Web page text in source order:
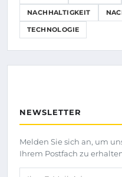
NACHHALTIGKEIT
TECHNOLOGIE
NEWSLETTER
Melden Sie sich an, um
Ihrem Postfach zu
Ihre E-Mail-Adresse